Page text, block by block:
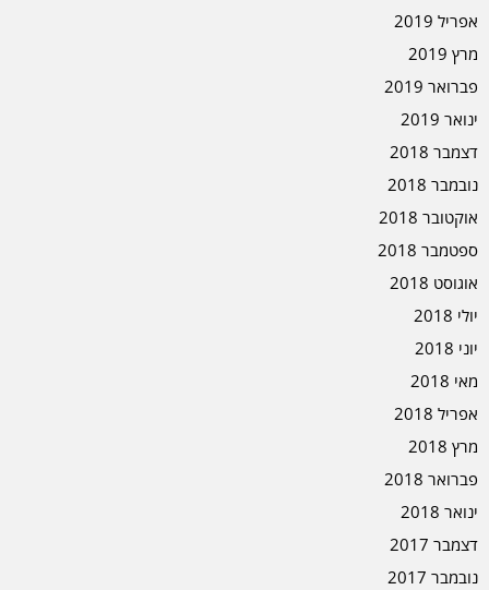
אפריל 2019
מרץ 2019
פברואר 2019
ינואר 2019
דצמבר 2018
נובמבר 2018
אוקטובר 2018
ספטמבר 2018
אוגוסט 2018
יולי 2018
יוני 2018
מאי 2018
אפריל 2018
מרץ 2018
פברואר 2018
ינואר 2018
דצמבר 2017
נובמבר 2017